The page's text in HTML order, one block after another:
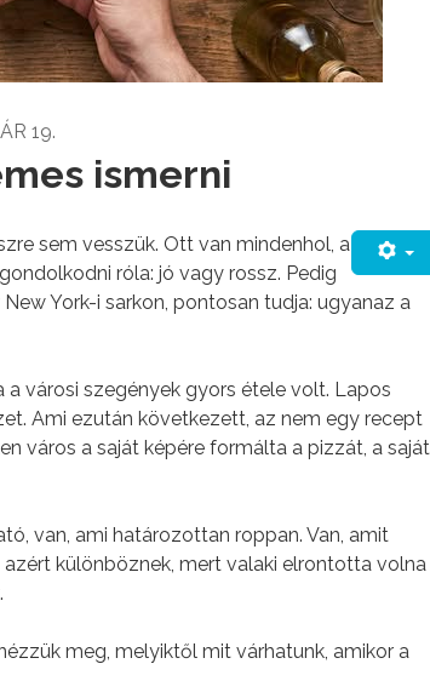
19.
ismerni
sem vesszük. Ott van mindenhol, a
róla: jó vagy rossz. Pedig
York-i sarkon, pontosan tudja: ugyanaz a
városi szegények gyors étele volt. Lapos
Ami ezután következett, az nem egy recept
város a saját képére formálta a pizzát, a saját
van, ami határozottan roppan. Van, amit
különböznek, mert valaki elrontotta volna
meg, melyiktől mit várhatunk, amikor a